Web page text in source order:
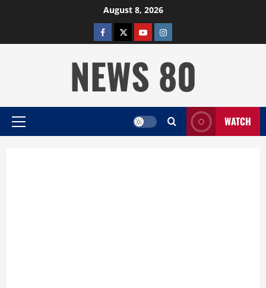
August 8, 2026
facebooktwitterYOUTUBE
instagram
NEWS 80
Primary
WATCH